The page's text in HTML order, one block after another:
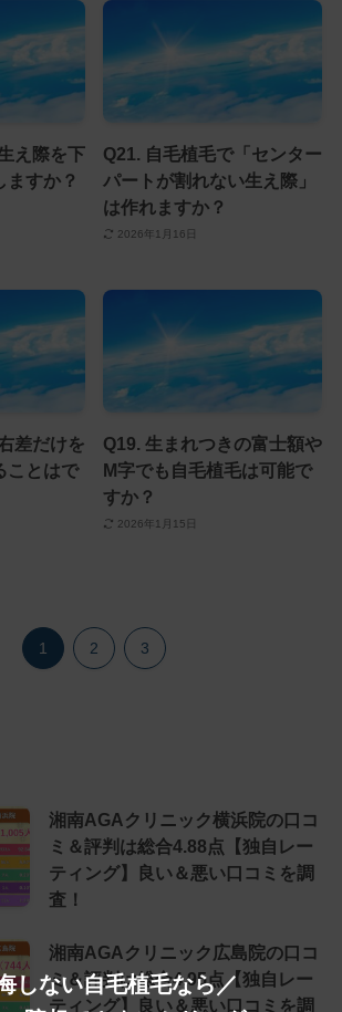
え際を下
ますか？
Q21. 自毛植毛で「センター
パートが割れない生え際」
は作れますか？
2026年1月16日
差だけを
ことはで
Q19. 生まれつきの富士額や
M字でも自毛植毛は可能で
すか？
2026年1月15日
1 2 3
湘南AGAクリニック横浜院の口コ
ミ＆評判は総合4.88点【独自レー
ティング】良い＆悪い口コミを調
査！
湘南AGAクリニック広島院の口コ
ミ＆評判は総合4.95点【独自レー
ティング】良い＆悪い口コミを調
しない自毛植毛なら／